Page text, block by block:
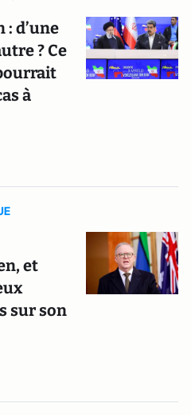
: d’une
? Ce
à
et
sur son